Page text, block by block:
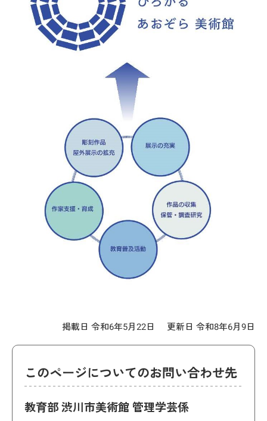
掲載日 令和6年5月22日 更新日 令和8年6月9日
このページについてのお問い合わせ先
教育部 渋川市美術館 管理学芸係